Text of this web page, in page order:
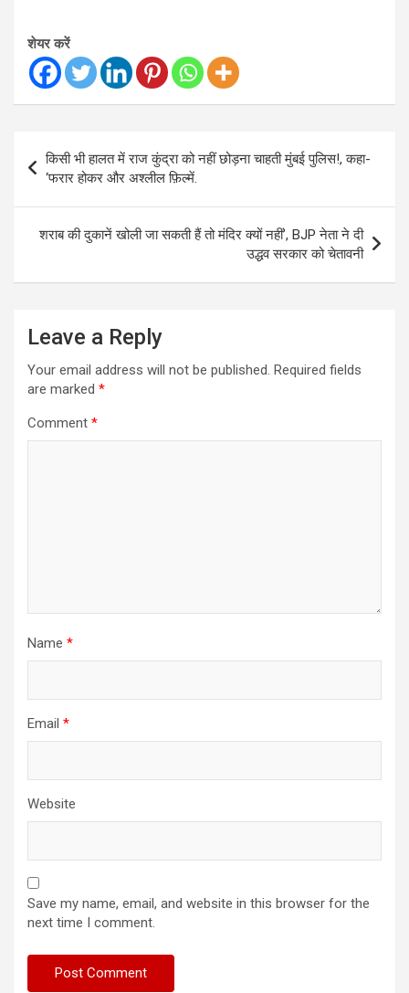
शेयर करें
navigation
किसी भी हालत में राज कुंद्रा को नहीं छोड़ना चाहती मुंबई पुलिस!, कहा-
‘फरार होकर और अश्लील फ़िल्में.
शराब की दुकानें खोली जा सकती हैं तो मंदिर क्यों नहीं’, BJP नेता ने दी
उद्धव सरकार को चेतावनी
Leave a Reply
Your email address will not be published. Required fields
are marked *
Comment *
Name *
Email *
Website
Save my name, email, and website in this browser for the
next time I comment.